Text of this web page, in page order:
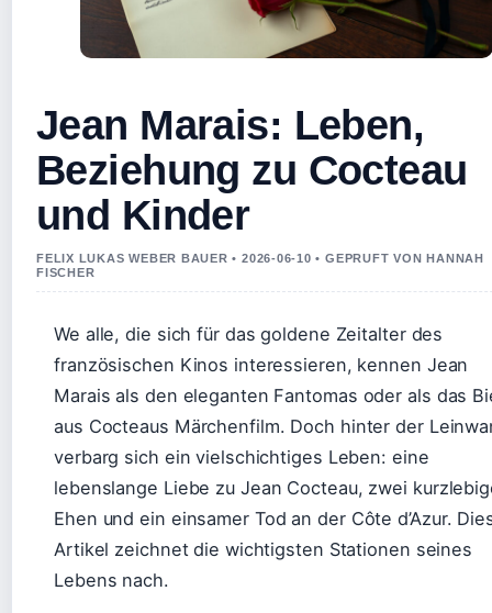
Jean Marais: Leben,
Beziehung zu Cocteau
und Kinder
FELIX LUKAS WEBER BAUER • 2026-06-10 • GEPRUFT VON HANNAH
FISCHER
We alle, die sich für das goldene Zeitalter des
französischen Kinos interessieren, kennen Jean
Marais als den eleganten Fantomas oder als das
aus Cocteaus Märchenfilm. Doch hinter der
verbarg sich ein vielschichtiges Leben: eine
lebenslange Liebe zu Jean Cocteau, zwei
Ehen und ein einsamer Tod an der Côte d’Azur.
Artikel zeichnet die wichtigsten Stationen seines
Lebens nach.